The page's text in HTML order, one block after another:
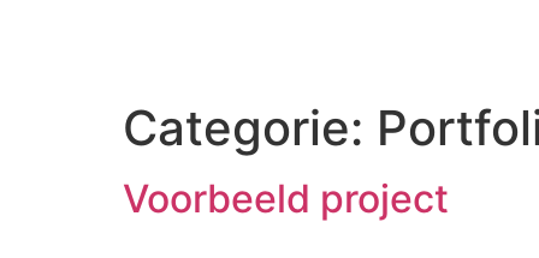
Categorie:
Voorbeeld project